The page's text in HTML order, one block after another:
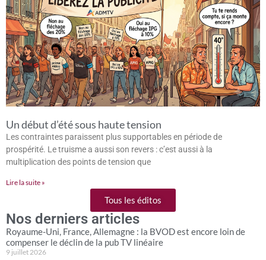
Un début d’été sous haute tension
Les contraintes paraissent plus supportables en période de
prospérité. Le truisme a aussi son revers : c’est aussi à la
multiplication des points de tension que
Lire la suite »
Tous les éditos
Nos derniers articles
Royaume-Uni, France, Allemagne : la BVOD est encore loin de
compenser le déclin de la pub TV linéaire
9 juillet 2026